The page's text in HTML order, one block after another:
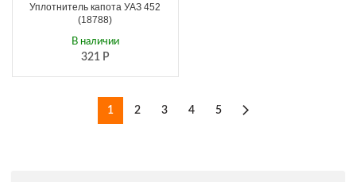
Уплотнитель капота УАЗ 452
(18788)
321 Р
В наличии
1 2 3 4 5